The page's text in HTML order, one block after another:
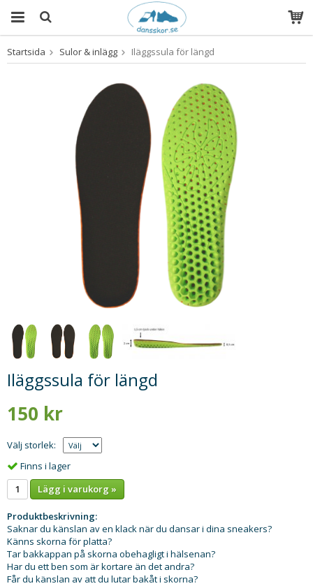
Produkten har blivit tillagd i varukorgen
Startsida Sulor & inlägg Iläggssula för längd
Iläggssula för längd
150 kr
Välj storlek:
Finns i lager
Lägg i varukorg »
Produktbeskrivning:
Saknar du känslan av en klack när du dansar i dina sneakers?
Känns skorna för platta?
Tar bakkappan på skorna obehagligt i hälsenan?
Har du ett ben som är kortare än det andra?
Får du känslan av att du lutar bakåt i skorna?